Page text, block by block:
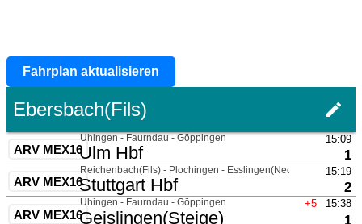
Fahrplan aktualisieren